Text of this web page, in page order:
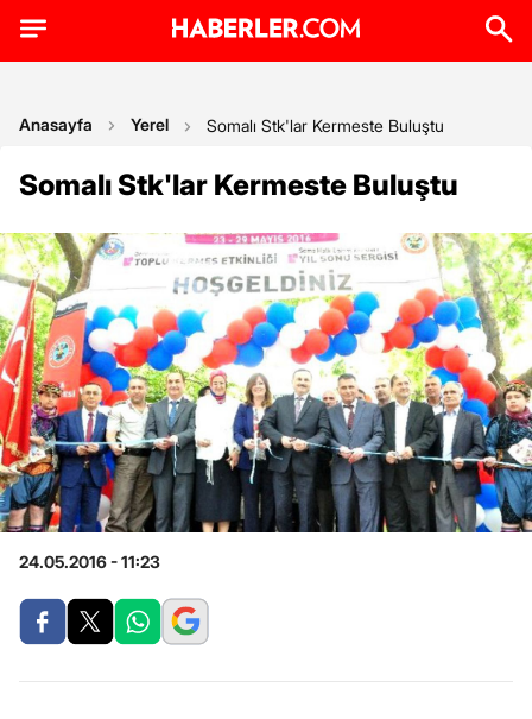
Anasayfa Yerel Somalı Stk'lar Kermeste Buluştu
Somalı Stk'lar Kermeste Buluştu
24.05.2016 - 11:23